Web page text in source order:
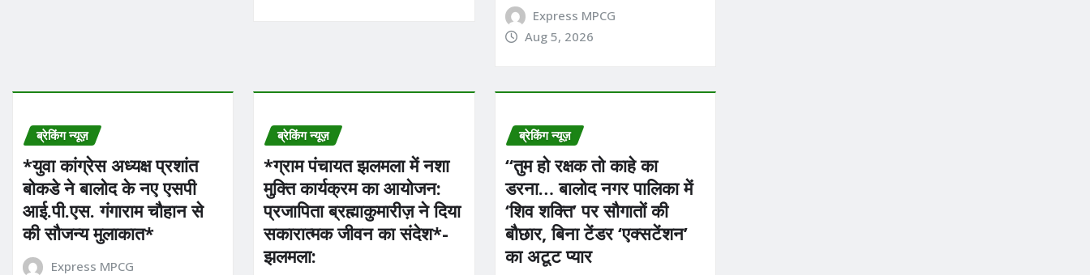
Express MPCG
Aug 5, 2026
ब्रेकिंग न्यूज़
*युवा कांग्रेस अध्यक्ष प्रशांत
बोकडे ने बालोद के नए एसपी
आई.पी.एस. गंगाराम चौहान से
की सौजन्य मुलाकात*
Express MPCG
ब्रेकिंग न्यूज़
*ग्राम पंचायत झलमला में नशा
मुक्ति कार्यक्रम का आयोजन:
प्रजापिता ब्रह्माकुमारीज़ ने दिया
सकारात्मक जीवन का संदेश*-
झलमला:
ब्रेकिंग न्यूज़
“तुम हो रक्षक तो काहे का
डरना… बालोद नगर पालिका में
‘शिव शक्ति’ पर सौगातों की
बौछार, बिना टेंडर ‘एक्सटेंशन’
का अटूट प्यार